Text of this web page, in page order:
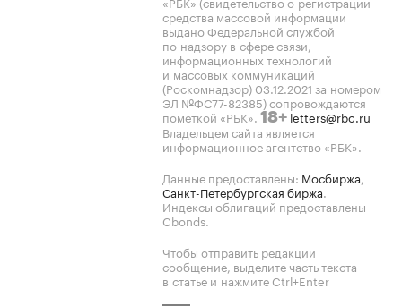
средства массовой информации
выдано Федеральной службой
по надзору в сфере связи,
информационных технологий
и массовых коммуникаций
(Роскомнадзор) 03.12.2021 за номером
ЭЛ №ФС77-82385) сопровождаются
пометкой «РБК». 18+ letters@rbc.ru
Владельцем сайта является
информационное агентство «РБК».
Данные предоставлены: Мосбиржа,
Санкт-Петербургская биржа.
Индексы облигаций предоставлены
Cbonds.
Чтобы отправить редакции
сообщение, выделите часть текста
в статье и нажмите Ctrl+Enter